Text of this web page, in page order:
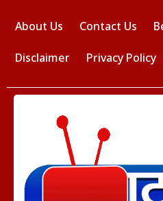
About Us Contact Us
Disclaimer Privacy Policy